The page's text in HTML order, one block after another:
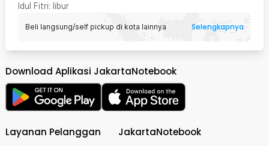
Idul Fitri: libur
Beli langsung/self pickup di kota lainnya Selengkapnya
Download Aplikasi JakartaNotebook
Layanan Pelanggan JakartaNotebook